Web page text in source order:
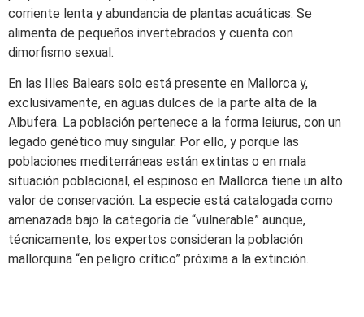
corriente lenta y abundancia de plantas acuáticas. Se
alimenta de pequeños invertebrados y cuenta con
dimorfismo sexual.
En las Illes Balears solo está presente en Mallorca y,
exclusivamente, en aguas dulces de la parte alta de la
Albufera. La población pertenece a la forma leiurus, con un
legado genético muy singular. Por ello, y porque las
poblaciones mediterráneas están extintas o en mala
situación poblacional, el espinoso en Mallorca tiene un alto
valor de conservación. La especie está catalogada como
amenazada bajo la categoría de “vulnerable” aunque,
técnicamente, los expertos consideran la población
mallorquina “en peligro crítico” próxima a la extinción.